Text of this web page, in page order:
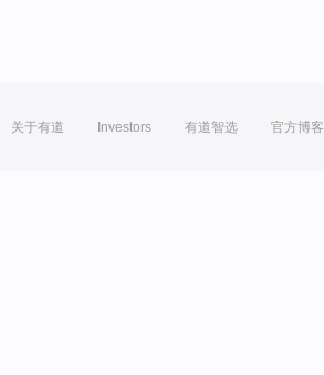
关于有道 Investors 有道智选 官方博客